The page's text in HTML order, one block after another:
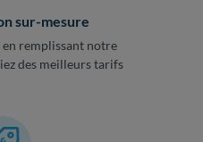
sur-mesure
remplissant notre
des meilleurs tarifs